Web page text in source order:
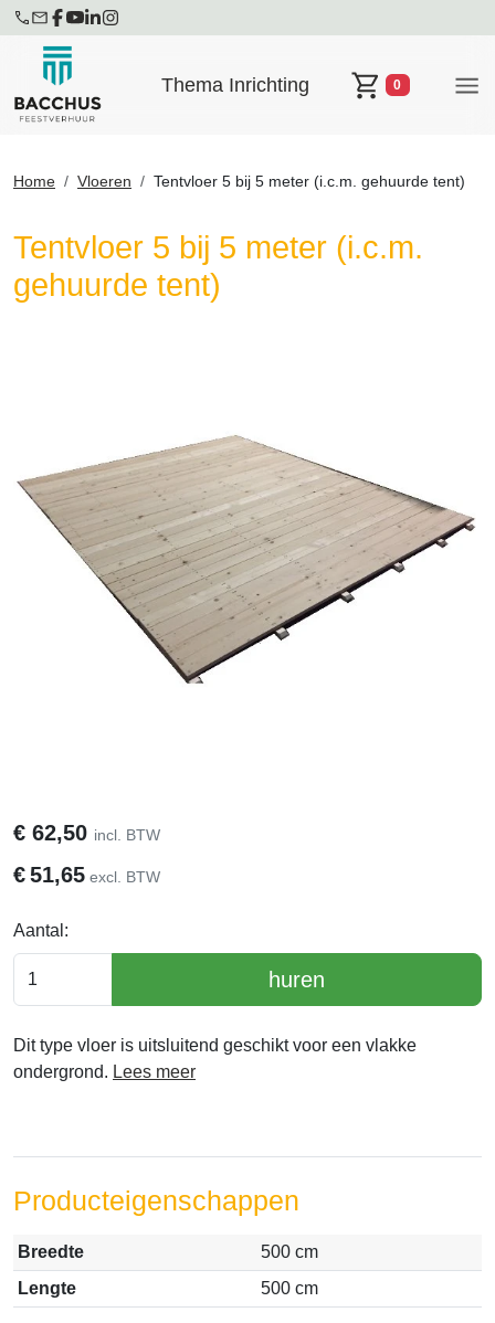
Thema Inrichting
Winkelwagen
0
Home Vloeren Tentvloer 5 bij 5 meter (i.c.m. gehuurde tent)
Tentvloer 5 bij 5 meter (i.c.m.
gehuurde tent)
€ 62,50 incl. BTW
€51,65 excl. BTW
Aantal:
huren
Dit type vloer is uitsluitend geschikt voor een vlakke
ondergrond. Lees meer
Producteigenschappen
Breedte
500 cm
Lengte
500 cm